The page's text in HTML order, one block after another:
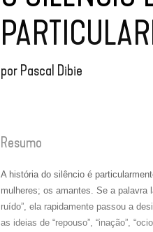
por Pascal Dibie
Resumo
A história do silêncio é
mulheres; os amantes. Se a palavra
ruído”, ela rapidamente passou a
as ideias de “repouso”, “inação”,